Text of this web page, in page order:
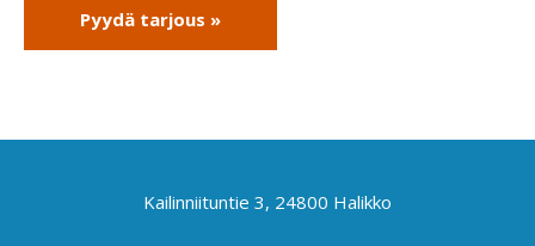
Pyydä tarjous »
Kailinniituntie 3, 24800 Halikko